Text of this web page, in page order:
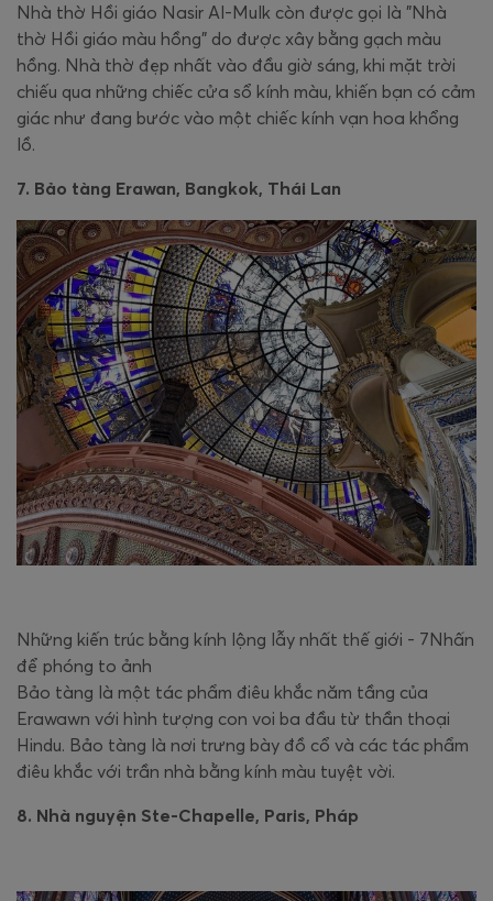
Nhà thờ Hồi giáo Nasir Al-Mulk còn được gọi là "Nhà
thờ Hồi giáo màu hồng" do được xây bằng gạch màu
hồng. Nhà thờ đẹp nhất vào đầu giờ sáng, khi mặt trời
chiếu qua những chiếc cửa sổ kính màu, khiến bạn có cảm
giác như đang bước vào một chiếc kính vạn hoa khổng
lồ.
7. Bảo tàng Erawan, Bangkok, Thái Lan
Những kiến trúc bằng kính lộng lẫy nhất thế giới - 7Nhấn
để phóng to ảnh
Bảo tàng là một tác phẩm điêu khắc năm tầng của
Erawawn với hình tượng con voi ba đầu từ thần thoại
Hindu. Bảo tàng là nơi trưng bày đồ cổ và các tác phẩm
điêu khắc với trần nhà bằng kính màu tuyệt vời.
8. Nhà nguyện Ste-Chapelle, Paris, Pháp